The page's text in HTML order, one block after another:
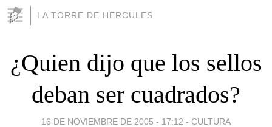
LA TORRE DE HERCULES
¿Quien dijo que los sellos
deban ser cuadrados?
16 DE NOVIEMBRE DE 2005 - 17:12 - CULTURA